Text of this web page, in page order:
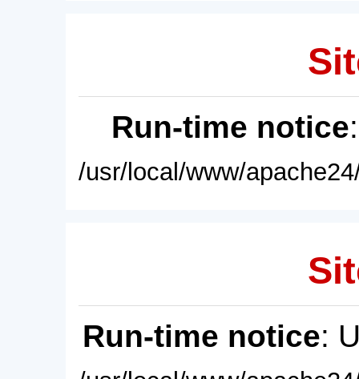
Run-time notice
/usr/local/www/
Run-time notice: